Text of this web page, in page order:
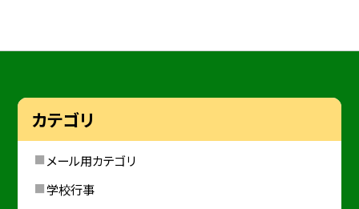
カテゴリ
メール用カテゴリ
学校行事